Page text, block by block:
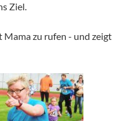
Ziel.
Mama zu rufen - und zeigt